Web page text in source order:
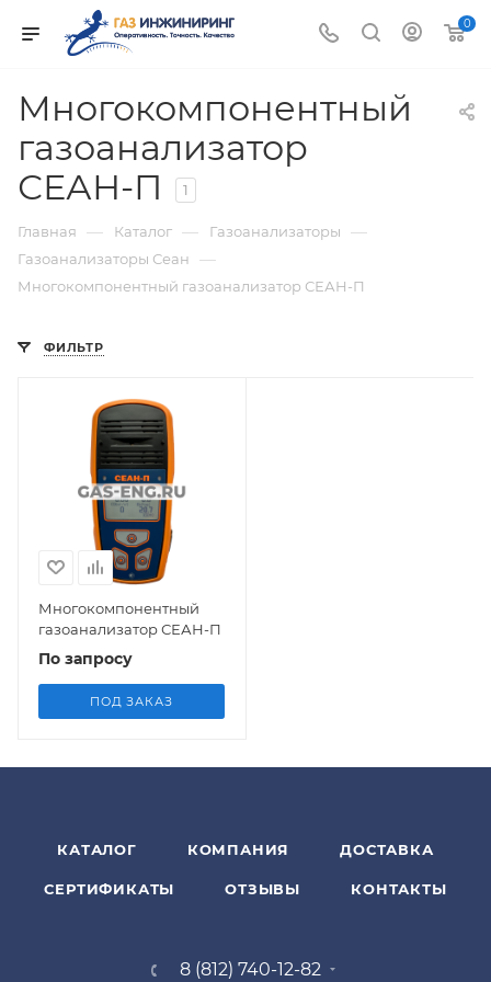
0
Многокомпонентный
газоанализатор
СЕАН-П
1
Главная — Каталог — Газоанализаторы —
Газоанализаторы Сеан —
Многокомпонентный газоанализатор СЕАН-П
ФИЛЬТР
Многокомпонентный
газоанализатор СЕАН-П
По запросу
ПОД ЗАКАЗ
КАТАЛОГ КОМПАНИЯ ДОСТАВКА
СЕРТИФИКАТЫ ОТЗЫВЫ КОНТАКТЫ
8 (812) 740-12-82